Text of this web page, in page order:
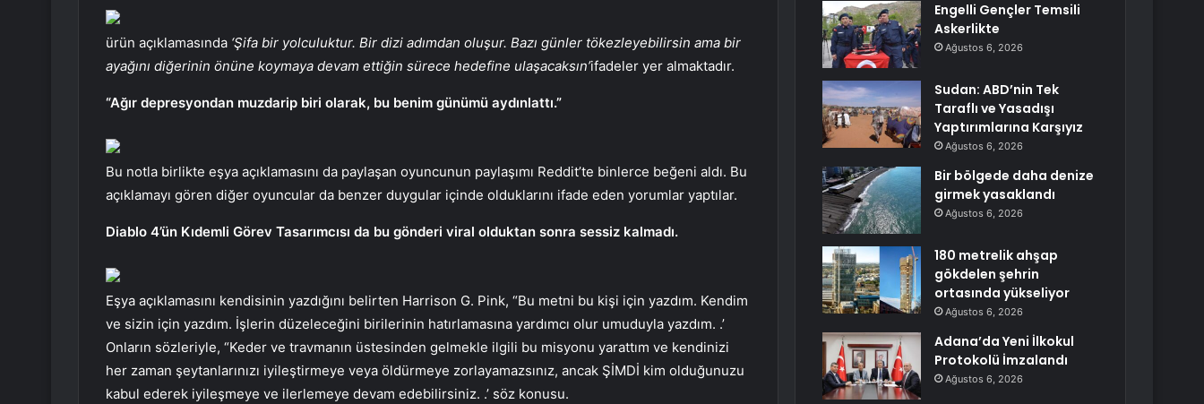
ürün açıklamasında ‘Şifa bir yolculuktur. Bir dizi adımdan oluşur. Bazı günler tökezleyebilirsin ama bir
ayağını diğerinin önüne koymaya devam ettiğin sürece hedefine ulaşacaksın’ifadeler yer almaktadır.
“Ağır depresyondan muzdarip biri olarak, bu benim günümü aydınlattı.”
Bu notla birlikte eşya açıklamasını da paylaşan oyuncunun paylaşımı Reddit’te binlerce beğeni aldı. Bu
açıklamayı gören diğer oyuncular da benzer duygular içinde olduklarını ifade eden yorumlar yaptılar.
Diablo 4’ün Kıdemli Görev Tasarımcısı da bu gönderi viral olduktan sonra sessiz kalmadı.
Eşya açıklamasını kendisinin yazdığını belirten Harrison G. Pink, “Bu metni bu kişi için yazdım. Kendim
ve sizin için yazdım. İşlerin düzeleceğini birilerinin hatırlamasına yardımcı olur umuduyla yazdım. .’
Onların sözleriyle, “Keder ve travmanın üstesinden gelmekle ilgili bu misyonu yarattım ve kendinizi
her zaman şeytanlarınızı iyileştirmeye veya öldürmeye zorlayamazsınız, ancak ŞİMDİ kim olduğunuzu
kabul ederek iyileşmeye ve ilerlemeye devam edebilirsiniz. .’ söz konusu.
Engelli Gençler Temsili
Askerlikte
Ağustos 6, 2026
Sudan: ABD’nin Tek
Taraflı ve Yasadışı
Yaptırımlarına Karşıyız
Ağustos 6, 2026
Bir bölgede daha denize
girmek yasaklandı
Ağustos 6, 2026
180 metrelik ahşap
gökdelen şehrin
ortasında yükseliyor
Ağustos 6, 2026
Adana’da Yeni İlkokul
Protokolü İmzalandı
Ağustos 6, 2026